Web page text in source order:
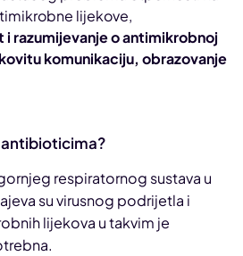
lijekove,
razumijevanje o antimikrobnoj
komunikaciju, obrazovanje
respiratornog sustava u
su virusnog podrijetla i
lijekova u takvim je